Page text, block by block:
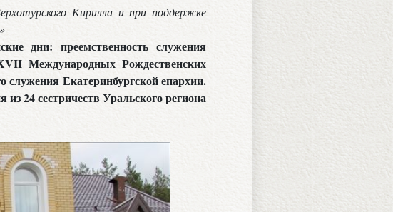
Кирилла и при поддержке
дни: преемственность служения
Международных Рождественских
служения Екатеринбургской епархии.
24 сестричеств Уральского региона